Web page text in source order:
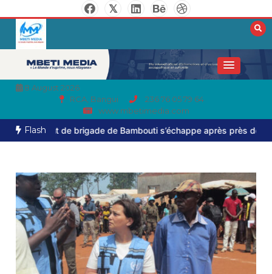
8 August 2026
RCA, Bangui
236 76 05 79 64
www.mbetimedia.com
Flash
de brigade de Bambouti s’échappe après près de huit mois de